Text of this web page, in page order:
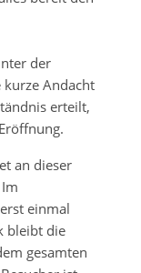
der
Andacht
erteilt,
an dieser
einmal
bleibt die
gesamten